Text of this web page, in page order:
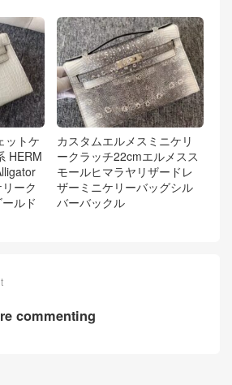
ットケ
HERM
ーク
ルド
カスタムエルメスミニケリ
ークラッチ22cmエルメスス
モールヒマラヤリザードレ
ザーミニケリーバッグシル
バーバックル
commenting